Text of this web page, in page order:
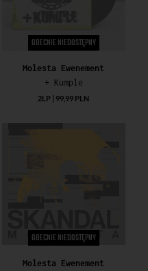
OBECNIE NIEDOSTĘPNY
Molesta Ewenement
+ Kumple
2LP | 99,99 PLN
OBECNIE NIEDOSTĘPNY
Molesta Ewenement